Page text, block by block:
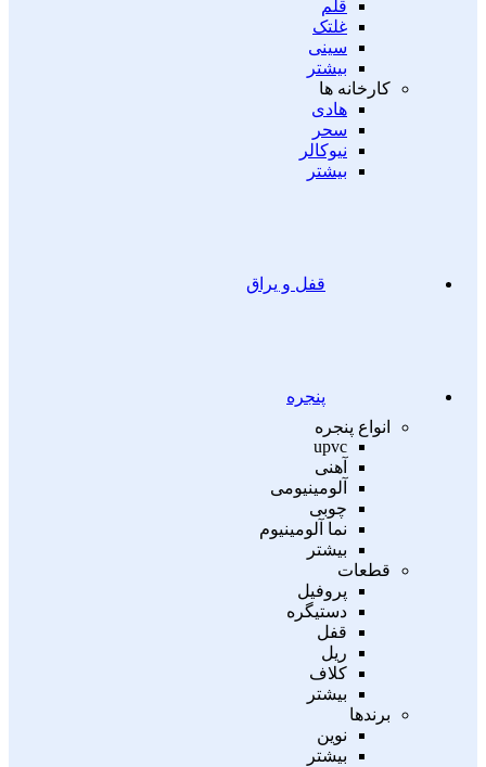
قلم
غلتک
سینی
بیشتر
کارخانه ها
هادی
سحر
نیوکالر
بیشتر
قفل و یراق
پنجره
انواع پنجره
upvc
آهنی
آلومینیومی
چوبی
نما آلومینیوم
بیشتر
قطعات
پروفیل
دستیگره
قفل
ریل
کلاف
بیشتر
برندها
نوین
بیشتر